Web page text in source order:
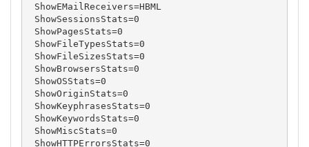
ShowEMailReceivers=HBML
ShowSessionsStats=0
ShowPagesStats=0
ShowFileTypesStats=0
ShowFileSizesStats=0
ShowBrowsersStats=0
ShowOSStats=0
ShowOriginStats=0
ShowKeyphrasesStats=0
ShowKeywordsStats=0
ShowMiscStats=0
ShowHTTPErrorsStats=0